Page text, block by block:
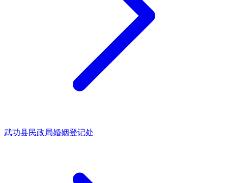
武功县民政局婚姻登记处